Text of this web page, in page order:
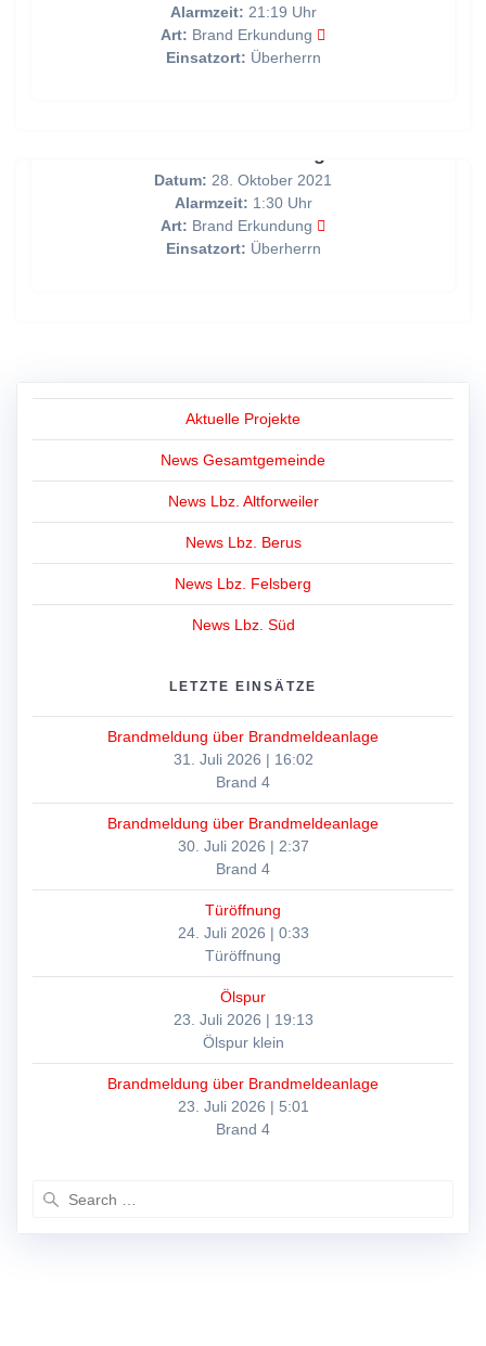
Alarmzeit: 21:19 Uhr
Art: Brand Erkundung
Einsatzort: Überherrn
Datum: 28. Oktober 2021
Alarmzeit: 1:30 Uhr
Art: Brand Erkundung
Einsatzort: Überherrn
Aktuelle Projekte
News Gesamtgemeinde
News Lbz. Altforweiler
News Lbz. Berus
News Lbz. Felsberg
News Lbz. Süd
LETZTE EINSÄTZE
Brandmeldung über Brandmeldeanlage
31. Juli 2026 | 16:02
Brand 4
Brandmeldung über Brandmeldeanlage
30. Juli 2026 | 2:37
Brand 4
Türöffnung
24. Juli 2026 | 0:33
Türöffnung
Ölspur
23. Juli 2026 | 19:13
Ölspur klein
Brandmeldung über Brandmeldeanlage
23. Juli 2026 | 5:01
Brand 4